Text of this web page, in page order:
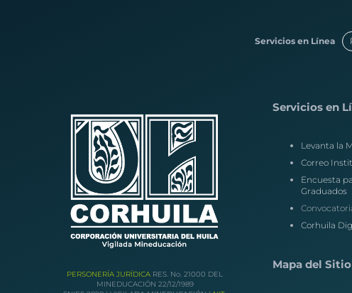
Servicios en Línea
PERSONERÍA JURÍDICA RES. No. 21000 DEL
MINEDUCACIÓN 22/12/1989
Servicios en
Levanta la
Correo
Encuesta
Graduados
Corhuila
Mapa del Sitio